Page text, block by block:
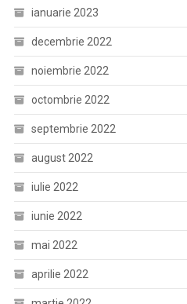
ianuarie 2023
decembrie 2022
noiembrie 2022
octombrie 2022
septembrie 2022
august 2022
iulie 2022
iunie 2022
mai 2022
aprilie 2022